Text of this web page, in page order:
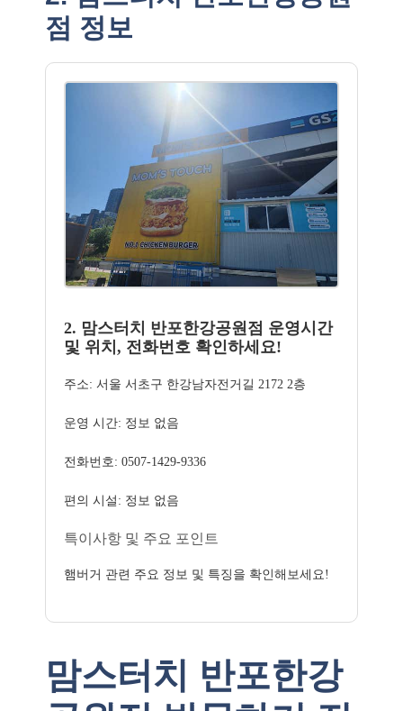
점 정보
2. 맘스터치 반포한강공원점 운영시간
및 위치, 전화번호 확인하세요!
주소: 서울 서초구 한강남자전거길 2172 2층
운영 시간: 정보 없음
전화번호: 0507-1429-9336
편의 시설: 정보 없음
특이사항 및 주요 포인트
햄버거 관련 주요 정보 및 특징을 확인해보세요!
맘스터치 반포한강